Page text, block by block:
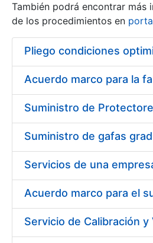
Show/Hide
También podrá encontrar más
de los procedimientos en